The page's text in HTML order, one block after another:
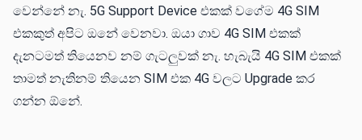
වෙන්නේ නැ. 5G Support Device එකක් වගේම 4G SIM
එකකුත් අපිට ඔනේ වෙනවා. ඔයා ගාව 4G SIM එකක්
දැනටමත් තියෙනව නම් ගැටලුවක් නැ. හැබැයි 4G SIM එකක්
තාමත් නැතිනම් තියෙන SIM එක 4G වලට Upgrade කර
ගන්න ඕනේ.